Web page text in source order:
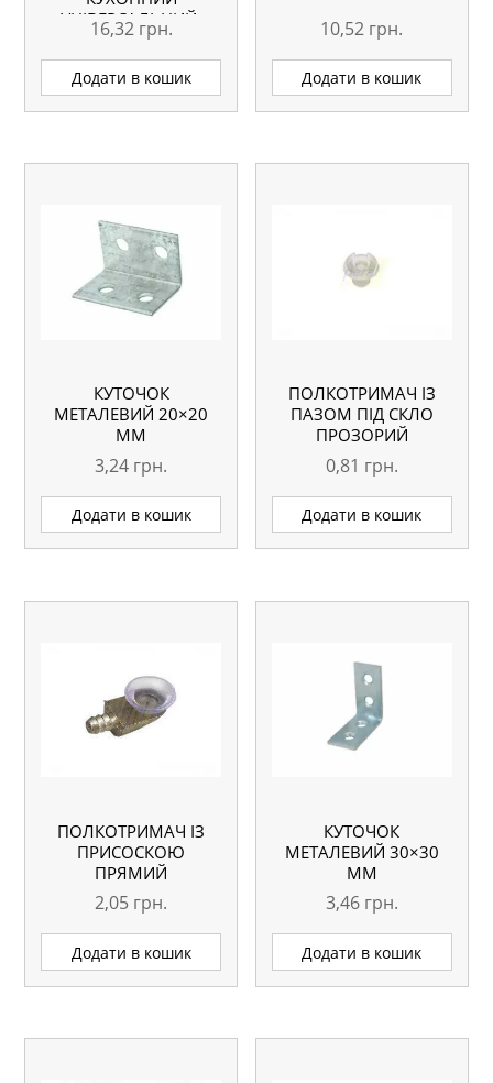
УНІВЕРСАЛЬНИЙ,
БІЛИЙ
16,32 грн.
Додати в кошик
10,52 грн.
Додати в кошик
КУТОЧОК
МЕТАЛЕВИЙ 20×20
ММ
3,24 грн.
Додати в кошик
ПОЛКОТРИМАЧ ІЗ
ПАЗОМ ПІД СКЛО
ПРОЗОРИЙ
0,81 грн.
Додати в кошик
ПОЛКОТРИМАЧ ІЗ
ПРИСОСКОЮ
ПРЯМИЙ
2,05 грн.
Додати в кошик
КУТОЧОК
МЕТАЛЕВИЙ 30×30
ММ
3,46 грн.
Додати в кошик